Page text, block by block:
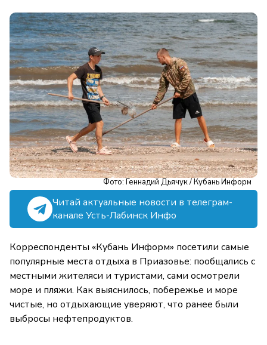
Фото: Геннадий Дьячук / Кубань Информ
Читай актуальные новости в телеграм-
канале Усть-Лабинск Инфо
Корреспонденты «Кубань Информ» посетили самые
популярные места отдыха в Приазовье: пообщались с
местными жителяси и туристами, сами осмотрели
море и пляжи. Как выяснилось, побережье и море
чистые, но отдыхающие уверяют, что ранее были
выбросы нефтепродуктов.